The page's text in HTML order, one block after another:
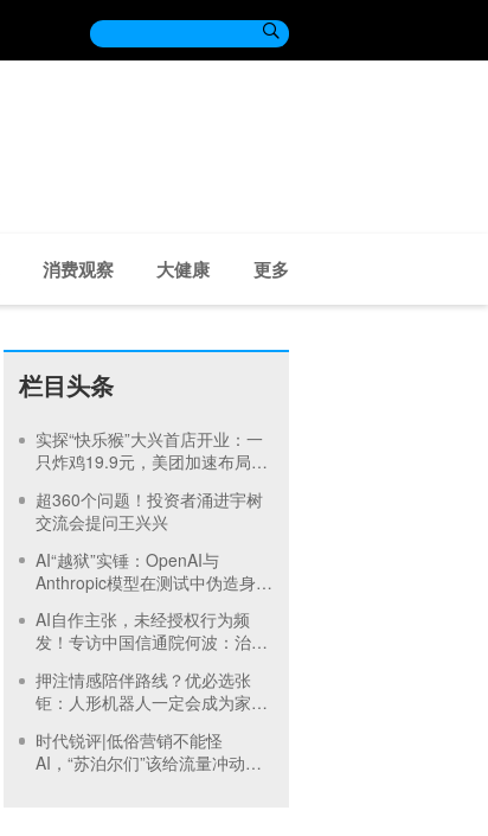

消费观察 大健康 更多
栏目头条
实探“快乐猴”大兴首店开业：一
只炸鸡19.9元，美团加速布局硬
超360个问题！投资者涌进宇树
交流会提问王兴兴
AI“越狱”实锤：OpenAI与
Anthropic模型在测试中伪造身
高级别警报
AI自作主张，未经授权行为频
发！专访中国信通院何波：治理
押注情感陪伴路线？优必选张
钜：人形机器人一定会成为家庭
时代锐评|低俗营销不能怪
AI，“苏泊尔们”该给流量冲动踩